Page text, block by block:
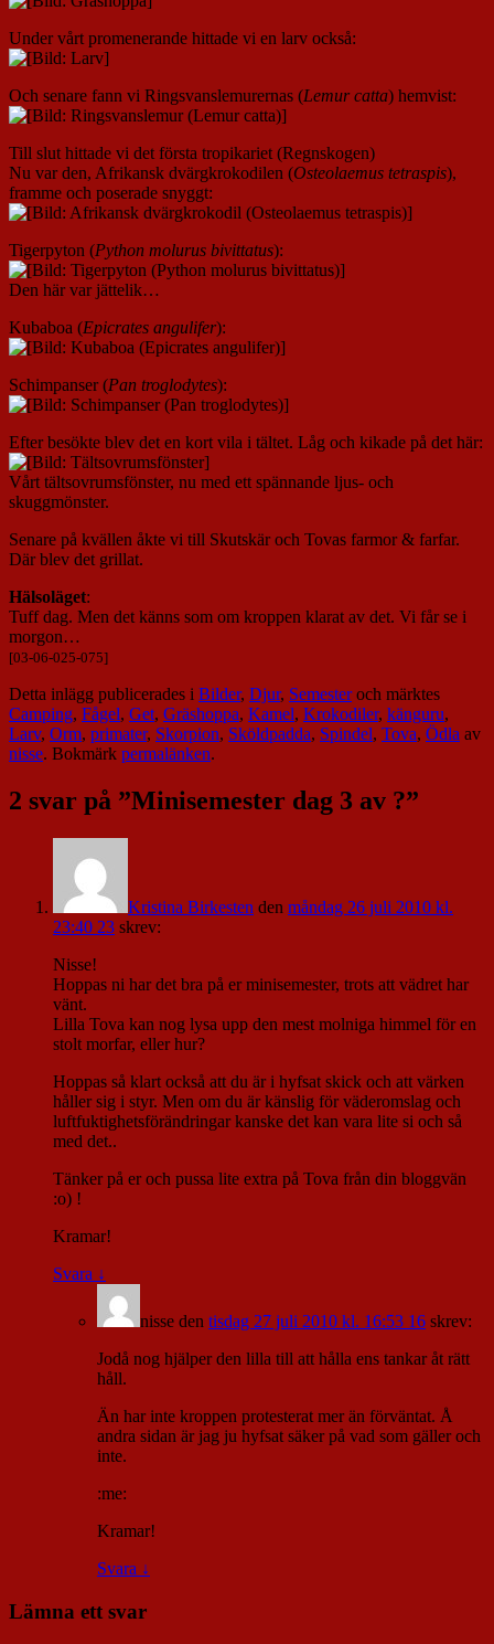
Under vårt promenerande hittade vi en larv också:
Och senare fann vi Ringsvanslemurernas (Lemur catta) hemvist:
Till slut hittade vi det första tropikariet (Regnskogen)
Nu var den, Afrikansk dvärgkrokodilen (Osteolaemus tetraspis),
framme och poserade snyggt:
Tigerpyton (Python molurus bivittatus):
Den här var jättelik…
Kubaboa (Epicrates angulifer):
Schimpanser (Pan troglodytes):
Efter besökte blev det en kort vila i tältet. Låg och kikade på det här:
Vårt tältsovrumsfönster, nu med ett spännande ljus- och
skuggmönster.
Senare på kvällen åkte vi till Skutskär och Tovas farmor & farfar.
Där blev det grillat.
Hälsoläget:
Tuff dag. Men det känns som om kroppen klarat av det. Vi får se i
morgon…
[03-06-025-075]
Detta inlägg publicerades i Bilder, Djur, Semesteroch märktes
Camping, Fågel, Get, Gräshoppa, Kamel, Krokodiler, känguru,
Larv, Orm, primater, Skorpion, Sköldpadda, Spindel, Tova, Ödla av
nisse. Bokmärk permalänken.
2 svar på ”Minisemester dag 3 av ?”
Kristina Birkesten den måndag 26 juli 2010 kl.
23:40 23 skrev:
Nisse!
Hoppas ni har det bra på er minisemester, trots att vädret har
vänt.
Lilla Tova kan nog lysa upp den mest molniga himmel för en
stolt morfar, eller hur?
Hoppas så klart också att du är i hyfsat skick och att värken
håller sig i styr. Men om du är känslig för väderomslag och
luftfuktighetsförändringar kanske det kan vara lite si och så
med det..
Tänker på er och pussa lite extra på Tova från din bloggvän
:o) !
Kramar!
Svara ↓
nisse den tisdag 27 juli 2010 kl. 16:53 16 skrev:
Jodå nog hjälper den lilla till att hålla ens tankar åt rätt
håll.
Än har inte kroppen protesterat mer än förväntat. Å
andra sidan är jag ju hyfsat säker på vad som gäller och
inte.
:me:
Kramar!
Svara ↓
Lämna ett svar